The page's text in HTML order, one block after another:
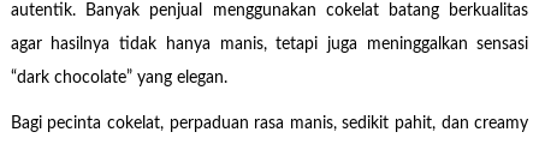
autentik. Banyak penjual menggunakan cokelat batang berkualitas
agar hasilnya tidak hanya manis, tetapi juga meninggalkan sensasi
“dark chocolate” yang elegan.
Bagi pecinta cokelat, perpaduan rasa manis, sedikit pahit, dan creamy